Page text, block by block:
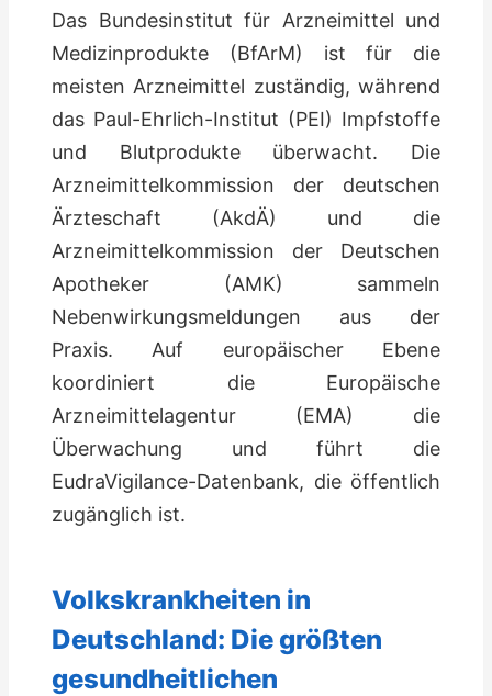
Das Bundesinstitut für Arzneimittel und
Medizinprodukte (BfArM) ist für die
meisten Arzneimittel zuständig, während
das Paul-Ehrlich-Institut (PEI) Impfstoffe
und Blutprodukte überwacht. Die
Arzneimittelkommission der deutschen
Ärzteschaft (AkdÄ) und die
Arzneimittelkommission der Deutschen
Apotheker (AMK) sammeln
Nebenwirkungsmeldungen aus der
Praxis. Auf europäischer Ebene
koordiniert die Europäische
Arzneimittelagentur (EMA) die
Überwachung und führt die
EudraVigilance-Datenbank, die öffentlich
zugänglich ist.
Volkskrankheiten in
Deutschland: Die größten
gesundheitlichen